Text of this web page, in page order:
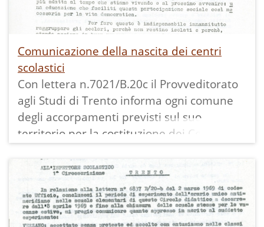
Comunicazione della nascita dei centri
scolastici
Con lettera n.7021/B.20c il Provveditorato
agli Studi di Trento informa ogni comune
degli accorpamenti previsti sul suo
territorio per la costituzione dei Centri
Cavedine, Pietramurata, Vezzano, Terlago,
che evitavano l'isolamento di bambini e
garantivano la presenza di 5 classi distinte.